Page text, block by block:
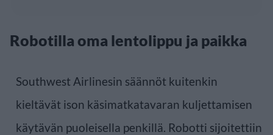
Robotilla oma lentolippu ja paikka
Southwest Airlinesin säännöt kuitenkin
kieltävät ison käsimatkatavaran kuljettamisen
käytävän puoleisella penkillä. Robotti sijoitettiin